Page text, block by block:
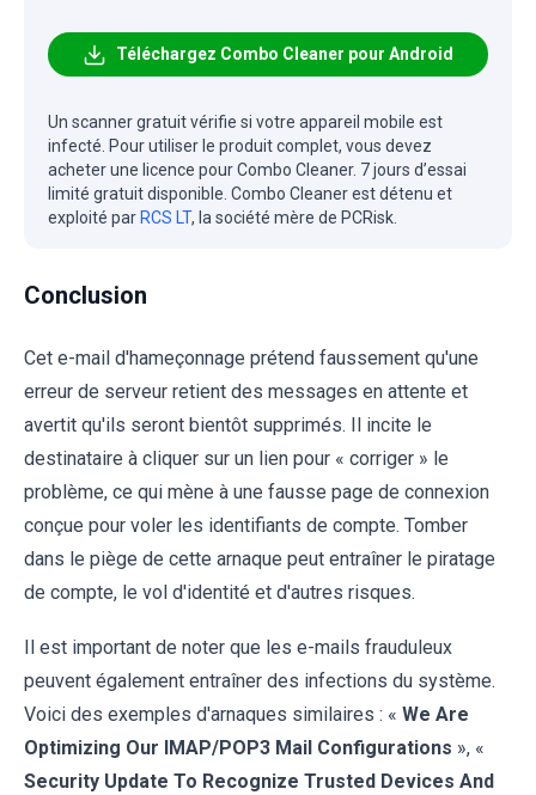
Téléchargez Combo Cleaner pour Android
Un scanner gratuit vérifie si votre appareil mobile est
infecté. Pour utiliser le produit complet, vous devez
acheter une licence pour Combo Cleaner. 7 jours d’essai
limité gratuit disponible. Combo Cleaner est détenu et
exploité par RCS LT, la société mère de PCRisk.
Conclusion
Cet e-mail d'hameçonnage prétend faussement qu'une
erreur de serveur retient des messages en attente et
avertit qu'ils seront bientôt supprimés. Il incite le
destinataire à cliquer sur un lien pour « corriger » le
problème, ce qui mène à une fausse page de connexion
conçue pour voler les identifiants de compte. Tomber
dans le piège de cette arnaque peut entraîner le piratage
de compte, le vol d'identité et d'autres risques.
Il est important de noter que les e-mails frauduleux
peuvent également entraîner des infections du système.
Voici des exemples d'arnaques similaires : « We Are
Optimizing Our IMAP/POP3 Mail Configurations », «
Security Update To Recognize Trusted Devices And